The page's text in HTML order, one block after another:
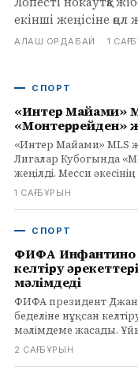
екінші жеңісіне қол
АЛАШ ОРДАБАЙ · 1 САҒ
СПОРТ
«Интер Майами»
«Монтеррейден»
«Интер Майами» MLS
Лигалар Кубогында
жеңілді. Месси
байланысты матчты
1 САҒ БҰРЫН
СПОРТ
ФИФА Инфантино
келтіру
мәлімдеді
ФИФА президент
беделіне нұқсан
мәлімдеме жасады.
қарсы тұруға ниетті.
2 САҒ БҰРЫН